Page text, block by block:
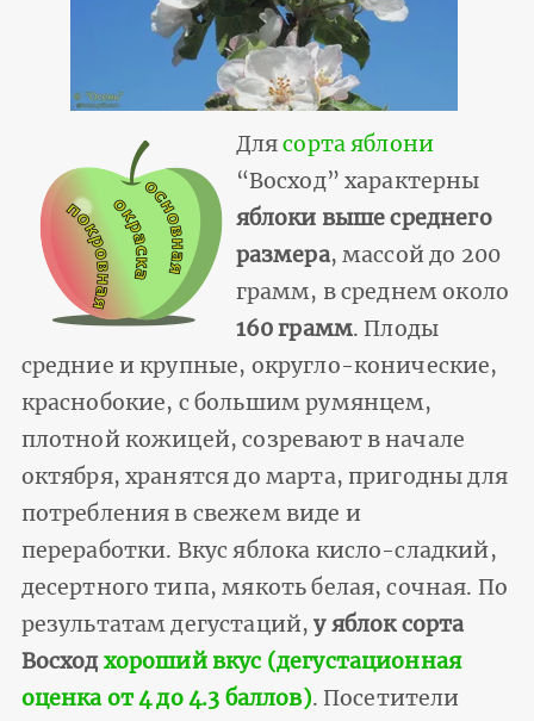
Длясорта яблони
“Восход” характерны
яблоки выше среднего
размера, массой до 200
грамм, в среднем около
160 грамм. Плоды
средние и крупные, округло-конические,
краснобокие, с большим румянцем,
плотной кожицей, созревают в начале
октября, хранятся до марта, пригодны для
потребления в свежем виде и
переработки. Вкус яблока кисло-сладкий,
десертного типа, мякоть белая, сочная. По
результатам дегустаций,у яблок сорта
Восходхороший вкус (дегустационная
оценка от 4 до 4.3 баллов). Посетители